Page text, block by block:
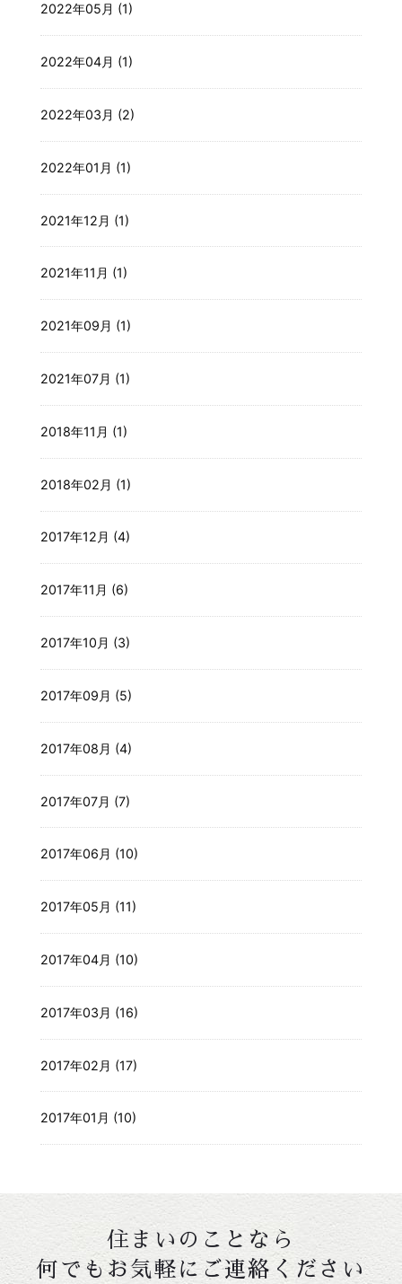
2022年05月 (1)
2022年04月 (1)
2022年03月 (2)
2022年01月 (1)
2021年12月 (1)
2021年11月 (1)
2021年09月 (1)
2021年07月 (1)
2018年11月 (1)
2018年02月 (1)
2017年12月 (4)
2017年11月 (6)
2017年10月 (3)
2017年09月 (5)
2017年08月 (4)
2017年07月 (7)
2017年06月 (10)
2017年05月 (11)
2017年04月 (10)
2017年03月 (16)
2017年02月 (17)
2017年01月 (10)
住まいのことなら
何でもお気軽にご連絡ください